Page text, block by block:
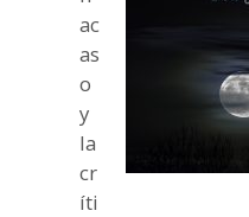
ac
as
o
y
la
cr
íti